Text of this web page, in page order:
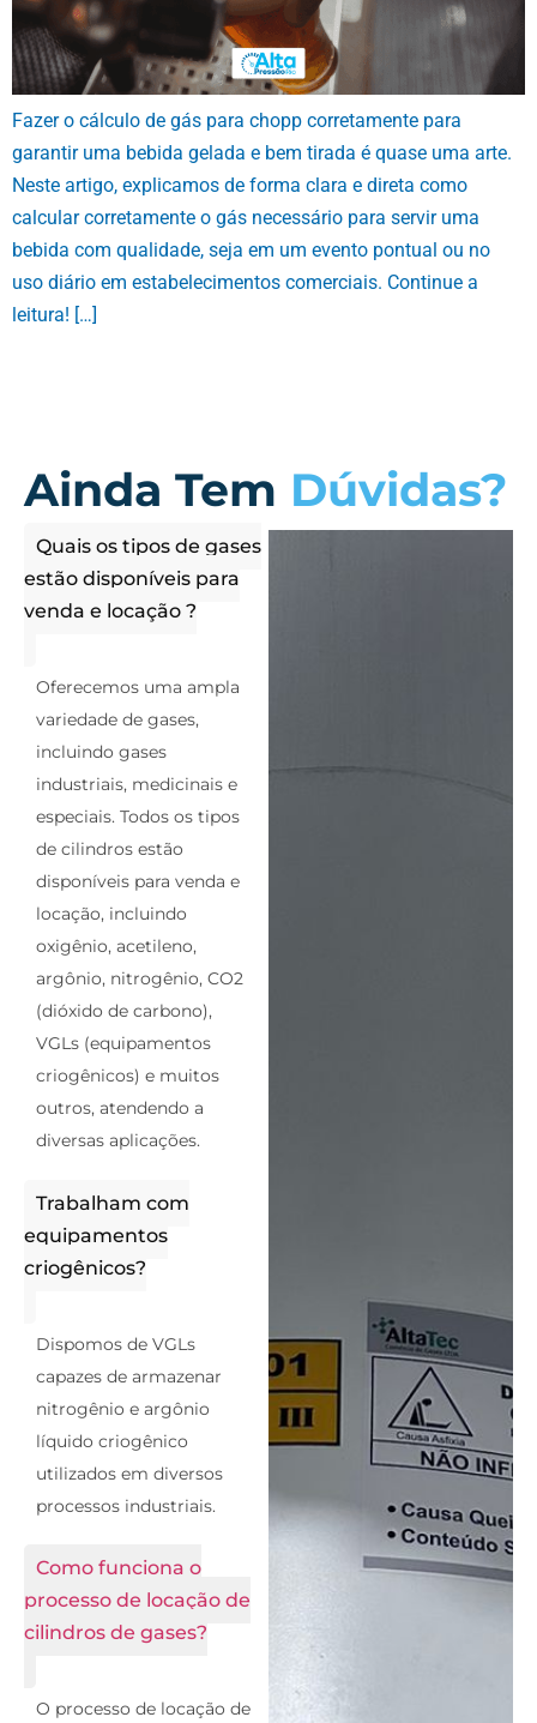
Fazer o cálculo de gás para chopp corretamente para
garantir uma bebida gelada e bem tirada é quase uma arte.
Neste artigo, explicamos de forma clara e direta como
calcular corretamente o gás necessário para servir uma
bebida com qualidade, seja em um evento pontual ou no
uso diário em estabelecimentos comerciais. Continue a
leitura! […]
Ainda Tem Dúvidas?
Quais os tipos de gases
estão disponíveis para
venda e locação ?
Oferecemos uma ampla
variedade de gases,
incluindo gases
industriais, medicinais e
especiais. Todos os tipos
de cilindros estão
disponíveis para venda e
locação, incluindo
oxigênio, acetileno,
argônio, nitrogênio, CO2
(dióxido de carbono),
VGLs (equipamentos
criogênicos) e muitos
outros, atendendo a
diversas aplicações.
Trabalham com
equipamentos
criogênicos?
Dispomos de VGLs
capazes de armazenar
nitrogênio e argônio
líquido criogênico
utilizados em diversos
processos industriais.
Como funciona o
processo de locação de
cilindros de gases?
O processo de locação de